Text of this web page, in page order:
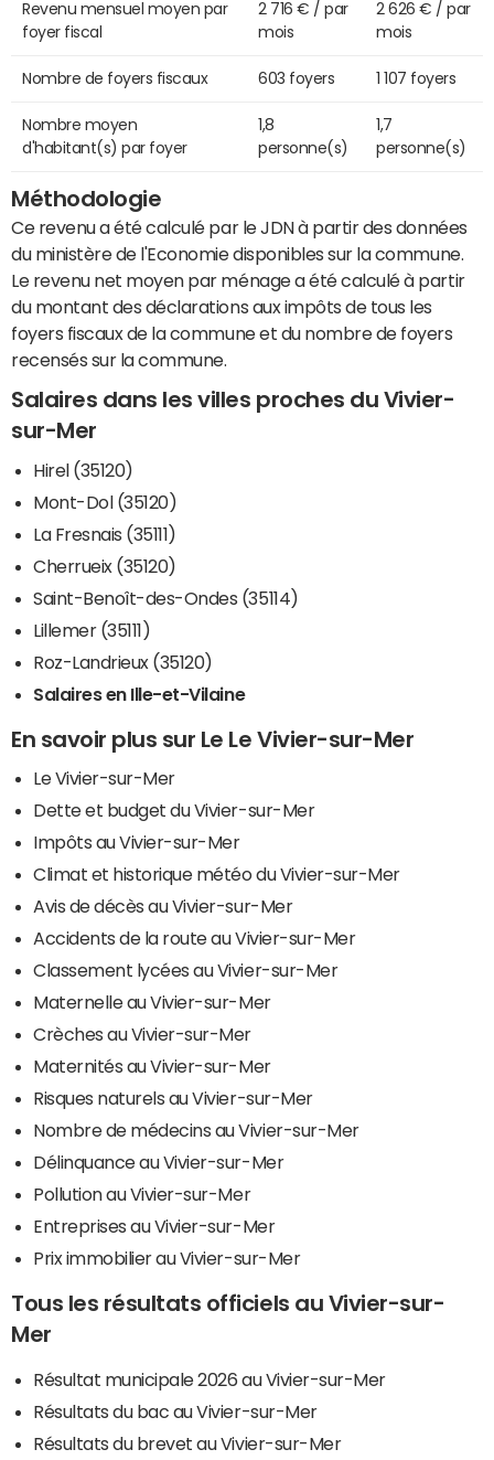
Revenu mensuel moyen par
foyer fiscal
2 716 € / par
mois
2 626 € / par
mois
Nombre de foyers fiscaux 603 foyers 1 107 foyers
Nombre moyen
d'habitant(s) par foyer
1,8
personne(s)
1,7
personne(s)
Méthodologie
Ce revenu a été calculé par le JDN à partir des données
du ministère de l'Economie disponibles sur la commune.
Le revenu net moyen par ménage a été calculé à partir
du montant des déclarations aux impôts de tous les
foyers fiscaux de la commune et du nombre de foyers
recensés sur la commune.
Salaires dans les villes proches du Vivier-
sur-Mer
Hirel (35120)
Mont-Dol (35120)
La Fresnais (35111)
Cherrueix (35120)
Saint-Benoît-des-Ondes (35114)
Lillemer (35111)
Roz-Landrieux (35120)
Salaires en Ille-et-Vilaine
En savoir plus sur Le Le Vivier-sur-Mer
Le Vivier-sur-Mer
Dette et budget du Vivier-sur-Mer
Impôts au Vivier-sur-Mer
Climat et historique météo du Vivier-sur-Mer
Avis de décès au Vivier-sur-Mer
Accidents de la route au Vivier-sur-Mer
Classement lycées au Vivier-sur-Mer
Maternelle au Vivier-sur-Mer
Crèches au Vivier-sur-Mer
Maternités au Vivier-sur-Mer
Risques naturels au Vivier-sur-Mer
Nombre de médecins au Vivier-sur-Mer
Délinquance au Vivier-sur-Mer
Pollution au Vivier-sur-Mer
Entreprises au Vivier-sur-Mer
Prix immobilier au Vivier-sur-Mer
Tous les résultats officiels au Vivier-sur-
Mer
Résultat municipale 2026 au Vivier-sur-Mer
Résultats du bac au Vivier-sur-Mer
Résultats du brevet au Vivier-sur-Mer